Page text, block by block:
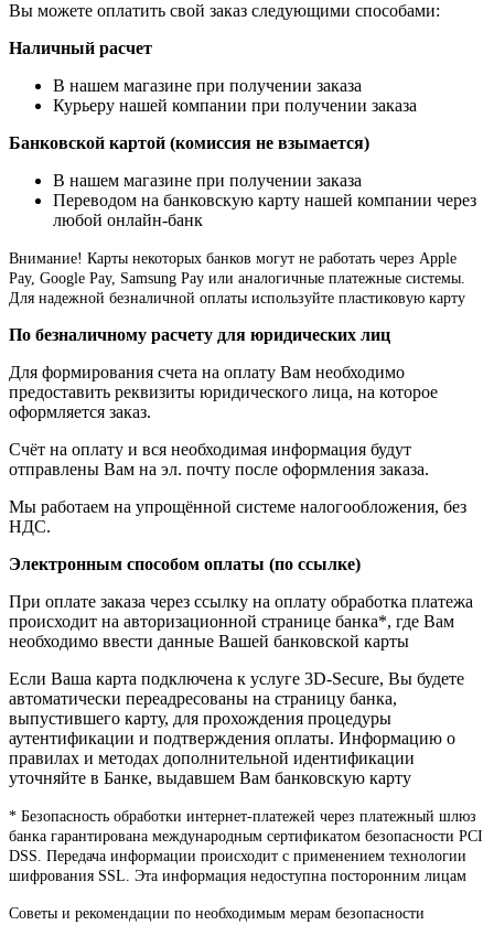
Вы можете оплатить свой заказ следующими способами:
Наличный расчет
В нашем магазине при получении заказа
Курьеру нашей компании при получении заказа
Банковской картой (комиссия не взымается)
В нашем магазине при получении заказа
Переводом на банковскую карту нашей компании через
любой онлайн-банк
Внимание! Карты некоторых банков могут не работать через Apple
Pay, Google Pay, Samsung Pay или аналогичные платежные системы.
Для надежной безналичной оплаты используйте пластиковую карту
По безналичному расчету для юридических лиц
Для формирования счета на оплату Вам необходимо
предоставить реквизиты юридического лица, на которое
оформляется заказ.
Счёт на оплату и вся необходимая информация будут
отправлены Вам на эл. почту после оформления заказа.
Мы работаем на упрощённой системе налогообложения, без
НДС.
Электронным способом оплаты (по ссылке)
При оплате заказа через ссылку на оплату обработка платежа
происходит на авторизационной странице банка*, где Вам
необходимо ввести данные Вашей банковской карты
Если Ваша карта подключена к услуге 3D-Secure, Вы будете
автоматически переадресованы на страницу банка,
выпустившего карту, для прохождения процедуры
аутентификации и подтверждения оплаты. Информацию о
правилах и методах дополнительной идентификации
уточняйте в Банке, выдавшем Вам банковскую карту
* Безопасность обработки интернет-платежей через платежный шлюз
банка гарантирована международным сертификатом безопасности PCI
DSS. Передача информации происходит с применением технологии
шифрования SSL. Эта информация недоступна посторонним лицам
Советы и рекомендации по необходимым мерам безопасности